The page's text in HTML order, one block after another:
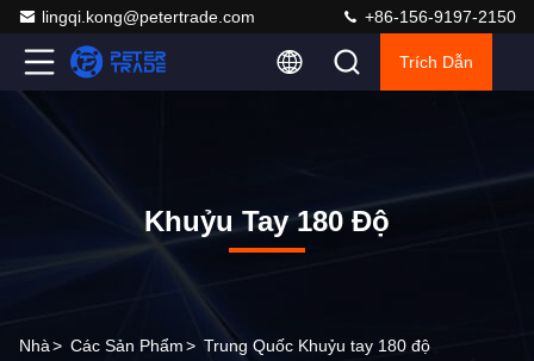
lingqi.kong@petertrade.com +86-156-9197-2150
Trích Dẫn
Khuỷu Tay 180 Độ
Nhà> Các Sản Phẩm> Trung Quốc Khuỷu tay 180 độ